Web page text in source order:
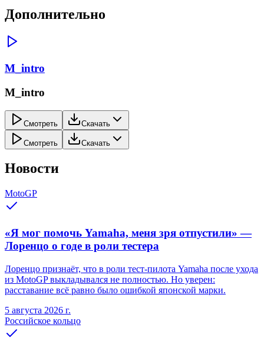
Дополнительно
M_intro
M_intro
Смотреть Скачать
Смотреть Скачать
Новости
MotoGP
«Я мог помочь Yamaha, меня зря отпустили» —
Лоренцо о годе в роли тестера
Лоренцо признаёт, что в роли тест-пилота Yamaha после ухода
из MotoGP выкладывался не полностью. Но уверен:
расставание всё равно было ошибкой японской марки.
5 августа 2026 г.
Российское кольцо